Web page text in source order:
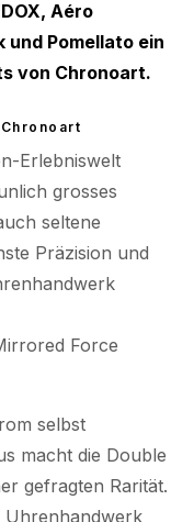
Aéro
und Pomellato ein
von Chronoart.
Erlebniswelt
grosses
seltene
Präzision und
Force
selbst
macht die Double
gefragten Rarität.
Uhrenhandwerk